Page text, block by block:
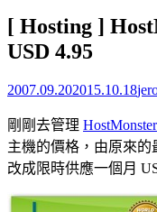
[ Hosting ]
USD 4.95
2007.09.202015.10.18
剛剛去管理 HostMonster
主機的價格，由原來的
改成限時供應一個月